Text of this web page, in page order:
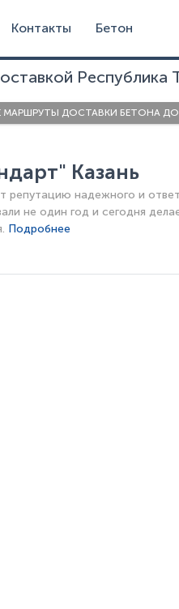
Контакты Бетон
Республика
МАРШРУТЫ ДОСТАВКИ БЕТОНА
Казань
надежного и
не один год и сегодня
Подробнее